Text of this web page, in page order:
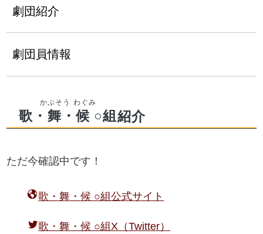
劇団紹介
劇団員情報
歌・舞・候 ○組 紹介
ただ今確認中です！
歌・舞・候 ○組公式サイト
歌・舞・候 ○組X（Twitter）